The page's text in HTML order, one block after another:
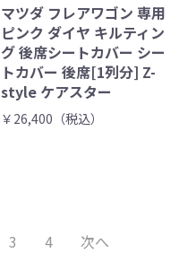
マツダ フレアワゴン 専用
ピンク ダイヤ キルティン
グ 後席シートカバー シー
トカバー 後席[1列分] Z-
style ケアスター
￥26,400（税込）
3 4 次へ